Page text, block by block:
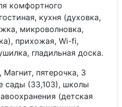
комфоpтного
кухня (духовка,
микроволновка,
прихожая, Wi-fi,
гладильная доска.
пятерочка, 3
сады (33,103), школы
(детская